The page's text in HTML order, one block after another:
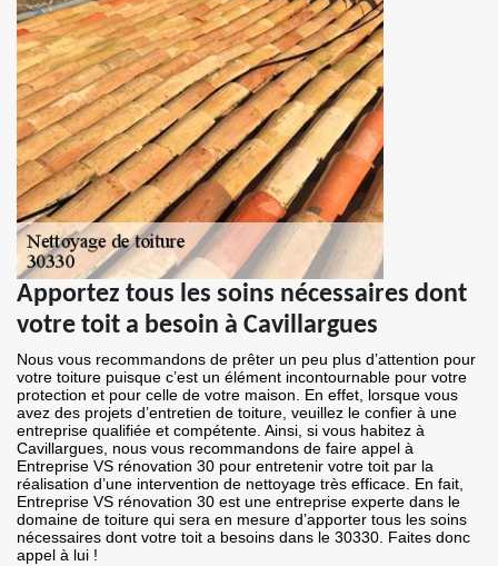
Apportez tous les soins nécessaires dont
votre toit a besoin à Cavillargues
Nous vous recommandons de prêter un peu plus d’attention pour
votre toiture puisque c’est un élément incontournable pour votre
protection et pour celle de votre maison. En effet, lorsque vous
avez des projets d’entretien de toiture, veuillez le confier à une
entreprise qualifiée et compétente. Ainsi, si vous habitez à
Cavillargues, nous vous recommandons de faire appel à
Entreprise VS rénovation 30 pour entretenir votre toit par la
réalisation d’une intervention de nettoyage très efficace. En fait,
Entreprise VS rénovation 30 est une entreprise experte dans le
domaine de toiture qui sera en mesure d’apporter tous les soins
nécessaires dont votre toit a besoins dans le 30330. Faites donc
appel à lui !